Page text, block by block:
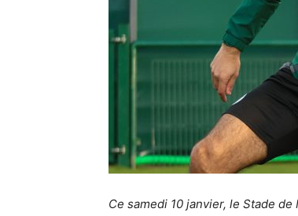
Ce samedi 10 janvier, le Stade